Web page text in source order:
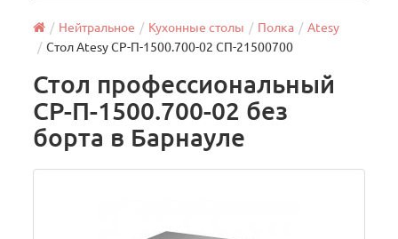
Нейтральное Кухонные столы Полка
Atesy
Стол Atesy СР-П-1500.700-02 СП-21500700
Стол профессиональный
СР-П-1500.700-02 без
борта в Барнауле